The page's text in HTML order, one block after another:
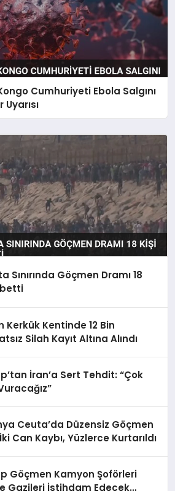
Cumhuriyeti Ebola Salgını
Sınırında Göçmen Dramı 18
Kerkük Kentinde 12 Bin
Silah Kayıt Altına Alındı
İran’a Sert Tehdit: “Çok
Ceuta’da Düzensiz Göçmen
Can Kaybı, Yüzlerce Kurtarıldı
Göçmen Kamyon Şoförleri
Gazileri İstihdam Edecek